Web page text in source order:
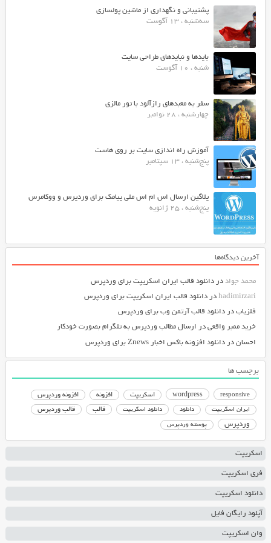
پشتیبانی و نگهداری از ماشین پولسازی
سه‌شنبه ، 13 آگوست
بایدها و نبایدهای طراحی سایت
شنبه ، 10 آگوست
سفر به معبدهای رازآلود با تور مالزی
چهارشنبه ، 28 نوامبر
آموزش راه اندازی سایت بر روی هاست
پنج‌شنبه ، 13 سپتامبر
پلاگین ارسال اس ام اس ملی پیامک برای وردپرس و ووکامرس
پنج‌شنبه ، 25 ژانویه
آخرین دیدگاه‌ها
محمد جواددر دانلود قالب ایران اسکریپت برای وردپرس
hadimirzariدر دانلود قالب ایران اسکریپت برای وردپرس
فلزیابدر دانلود قالب آرتمن وب برای وردپرس
خرید ممبر واقعیدر ارسال مطالب وردپرس به تلگرام بصورت خودکار
احساندر دانلود افزونه باکس اخبار Znews برای وردپرس
برچسب ها
responsive
wordpress اسکریپت افزونه افزونه وردپرس
ایران اسکریپت دانلود دانلود اسکریپت قالب قالب وردپرس
وردپرس پوسته وردپرس
اسکریپت
فری اسکریپت
دانلود اسکریپت
آپلود رایگان فایل
وان اسکریپت